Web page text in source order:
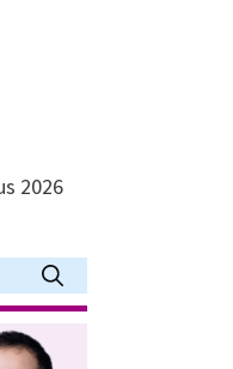
2026